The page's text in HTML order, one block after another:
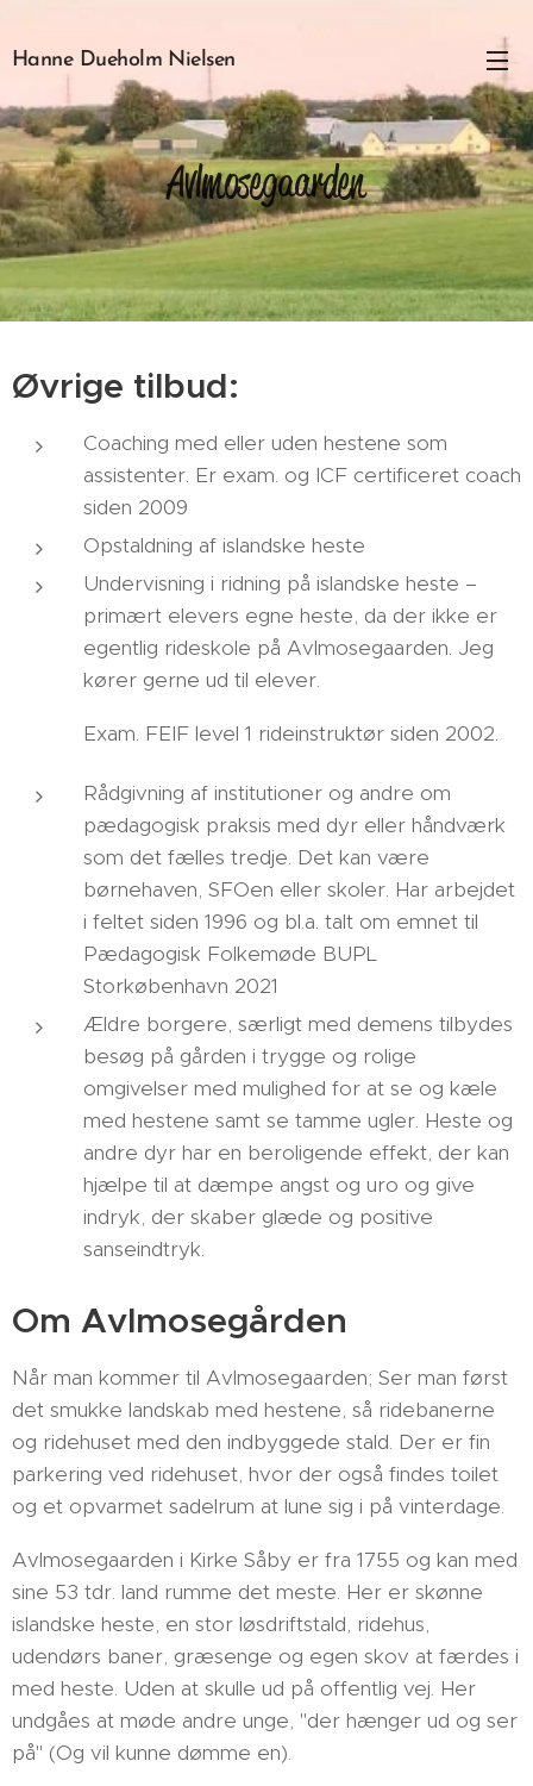
Hanne Dueholm Nielsen
Avlmosegaarden
Øvrige tilbud:
Coaching med eller uden hestene som
assistenter. Er exam. og ICF certificeret coach
siden 2009
Opstaldning af islandske heste
Undervisning i ridning på islandske heste –
primært elevers egne heste, da der ikke er
egentlig rideskole på Avlmosegaarden. Jeg
kører gerne ud til elever.
Exam. FEIF level 1 rideinstruktør siden 2002.
Rådgivning af institutioner og andre om
pædagogisk praksis med dyr eller håndværk
som det fælles tredje. Det kan være
børnehaven, SFOen eller skoler. Har arbejdet
i feltet siden 1996 og bl.a. talt om emnet til
Pædagogisk Folkemøde BUPL
Storkøbenhavn 2021
Ældre borgere, særligt med demens tilbydes
besøg på gården i trygge og rolige
omgivelser med mulighed for at se og kæle
med hestene samt se tamme ugler. Heste og
andre dyr har en beroligende effekt, der kan
hjælpe til at dæmpe angst og uro og give
indryk, der skaber glæde og positive
sanseindtryk.
Om Avlmosegården
Når man kommer til Avlmosegaarden; Ser man først
det smukke landskab med hestene, så ridebanerne
og ridehuset med den indbyggede stald. Der er fin
parkering ved ridehuset, hvor der også findes toilet
og et opvarmet sadelrum at lune sig i på vinterdage.
Avlmosegaarden i Kirke Såby er fra 1755 og kan med
sine 53 tdr. land rumme det meste. Her er skønne
islandske heste, en stor løsdriftstald, ridehus,
udendørs baner, græsenge og egen skov at færdes i
med heste. Uden at skulle ud på offentlig vej. Her
undgåes at møde andre unge, "der hænger ud og ser
på" (Og vil kunne dømme en).